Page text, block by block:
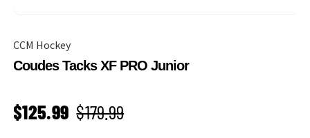
CCM Hockey
Coudes Tacks XF PRO Junior
PRIX SOLDÉ
$125.99 Prix habituel
$179.99